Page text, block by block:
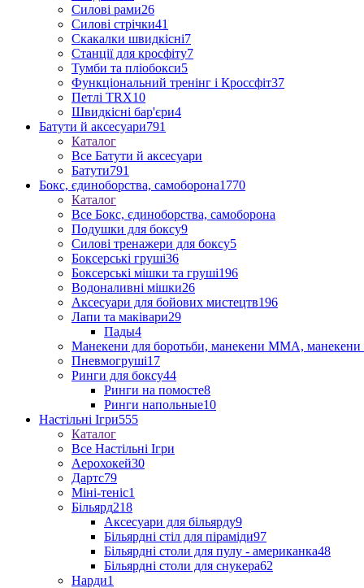
Силові рами26
Силові стрічки41
Скакалки швидкісні7
Станції для кросфіту7
Тумби та пліобокси5
Функціональний тренінг і Кроссфіт37
Петлі TRX10
Швидкісні бар'єри4
Батути й аксесуари791
Каталог
Все Батути й аксесуари
Батути791
Бокс, єдиноборства, самоборона1770
Каталог
Все Бокс, єдиноборства, самоборона
Подушки для боксу9
Силові тренажери для боксу5
Боксерські груші36
Боксерські мішки та груші196
Водоналивні мішки26
Аксесуари для бойових мистецтв196
Лапи та маківари29
Пады4
Манекени для боротьби, манекени ММА, манекени
Пневмогруші17
Ринги для боксу44
Ринги на помосте8
Ринги напольные10
Настільні Ігри555
Каталог
Все Настільні Ігри
Аерохокей30
Дартс79
Міні-теніс1
Більярд218
Аксесуари для більярду9
Більярдні стіл для піраміди97
Більярдні столи для пулу - американка48
Більярдні столи для снукера62
Нарди1